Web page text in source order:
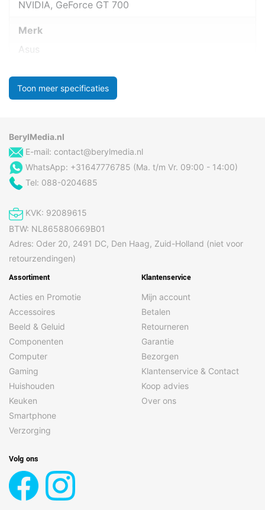
NVIDIA, GeForce GT 700
Merk
Asus
Toon meer specificaties
BerylMedia.nl
E-mail: contact@berylmedia.nl
WhatsApp: +31647776785 (Ma. t/m Vr. 09:00 - 14:00)
Tel: 088-0204685
KVK: 92089615
BTW: NL865880669B01
Adres: Oder 20, 2491 DC, Den Haag, Zuid-Holland (niet voor
retourzendingen)
Assortiment
Acties en Promotie
Accessoires
Beeld & Geluid
Componenten
Computer
Gaming
Huishouden
Keuken
Smartphone
Verzorging
Klantenservice
Mijn account
Betalen
Retourneren
Garantie
Bezorgen
Klantenservice & Contact
Koop advies
Over ons
Volg ons